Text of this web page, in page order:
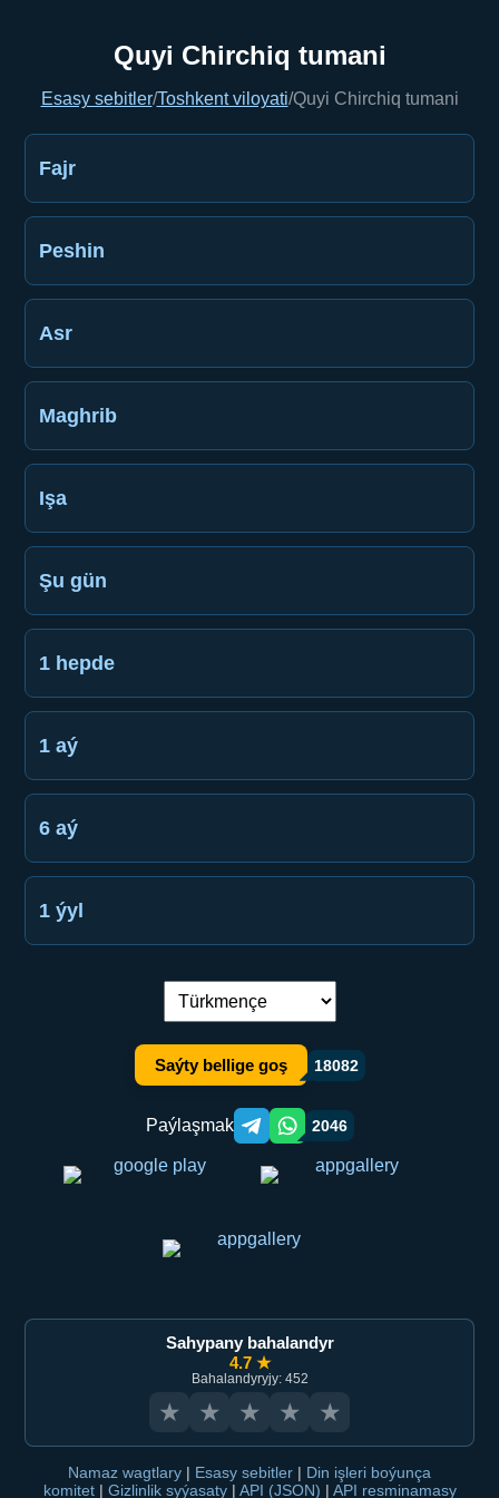
Quyi Chirchiq tumani
Esasy sebitler/Toshkent viloyati/Quyi Chirchiq tumani
Fajr
Peshin
Asr
Maghrib
Işa
Şu gün
1 hepde
1 aý
6 aý
1 ýyl
Dil çalşyryş:
Saýty bellige goş 18082
Paýlaşmak Telegram orqali ulashish
WhatsApp orqali ulashish
2046
Sahypany bahalandyr
4.7 ★
Bahalandyryjy: 452
★ ★ ★ ★ ★
Namaz wagtlary | Esasy sebitler | Din işleri boýunça
komitet | Gizlinlik syýasaty | API (JSON) | API resminamasy